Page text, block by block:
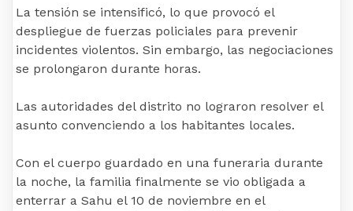
La tensión se intensificó, lo que provocó el
despliegue de fuerzas policiales para prevenir
incidentes violentos. Sin embargo, las negociaciones
se prolongaron durante horas.
Las autoridades del distrito no lograron resolver el
asunto convenciendo a los habitantes locales.
Con el cuerpo guardado en una funeraria durante
la noche, la familia finalmente se vio obligada a
enterrar a Sahu el 10 de noviembre en el